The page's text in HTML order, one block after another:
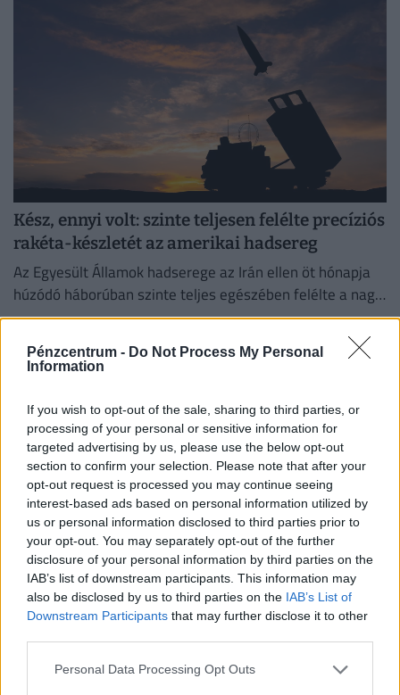
Pénzcentrum - Do Not Process My Personal
Information
If you wish to opt-out of the sale, sharing to third parties, or
processing of your personal or sensitive information for
targeted advertising by us, please use the below opt-out
section to confirm your selection. Please note that after your
opt-out request is processed you may continue seeing
interest-based ads based on personal information utilized by
us or personal information disclosed to third parties prior to
your opt-out. You may separately opt-out of the further
disclosure of your personal information by third parties on the
IAB’s list of downstream participants. This information may
also be disclosed by us to third parties on the IAB’s List of
Downstream Participants that may further disclose it to other
Personal Data Processing Opt Outs
Kész, ennyi volt: szinte teljesen felélte precíziós
rakéta-készletét az amerikai hadsereg
Az Egyesült Államok hadserege az Irán ellen öt hónapja
húzódó háborúban szinte teljes egészében felélte a nagy
hatótávolságú precíziós rakétáinak globális készletét.
Nagyon fontos hírt kaptak a magyar gazdák: új
prémiumot vezetnek be, így juthatnak extra
pénzhez
Hat egymást követő nehéz év és az idei aszály teljesen